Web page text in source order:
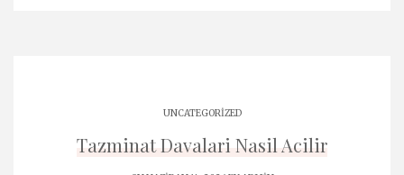
UNCATEGORIZED
Tazminat Davalari Nasil Acilir